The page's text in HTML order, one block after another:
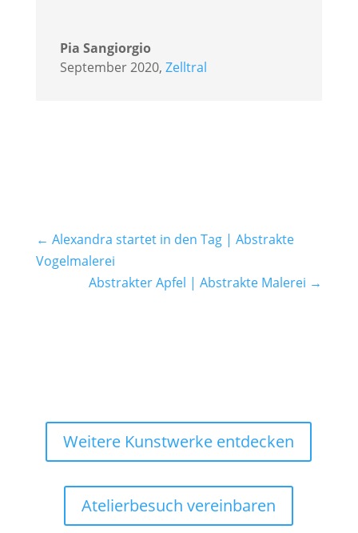
Pia Sangiorgio
September 2020, Zelltral
← Alexandra startet in den Tag | Abstrakte
Vogelmalerei
Abstrakter Apfel | Abstrakte Malerei →
Weitere Kunstwerke entdecken
Atelierbesuch vereinbaren